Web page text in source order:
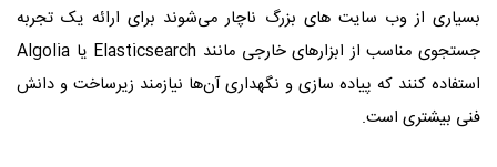
بسیاری از وب‌ سایت‌ های بزرگ ناچار می‌شوند برای ارائه یک تجربه
جستجوی مناسب از ابزارهای خارجی مانند Elasticsearch یا Algolia
استفاده کنند که پیاده‌ سازی و نگهداری آن‌ها نیازمند زیرساخت و دانش
فنی بیشتری است.